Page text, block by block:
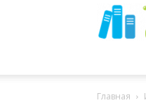
Главная